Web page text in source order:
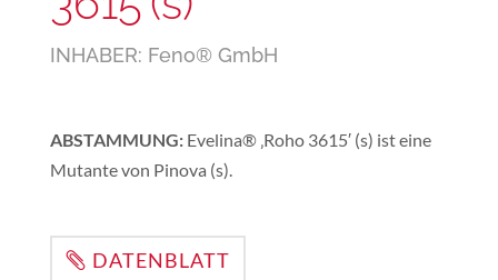
INHABER: Feno® GmbH
ABSTAMMUNG: Evelina® ‚Roho 3615′ (s) ist eine
Mutante von Pinova (s).
DATENBLATT